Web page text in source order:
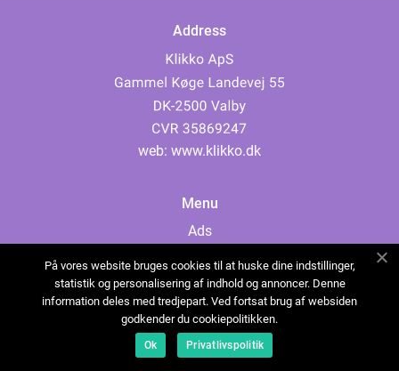
Address
web: www.klikko.dk
Menu
Ads
Cookies
Contact
Sitemap
På vores website bruges cookies til at huske dine indstillinger,
statistik og personalisering af indhold og annoncer. Denne
information deles med tredjepart. Ved fortsat brug af websiden
godkender du cookiepolitikken.
Ok Privatlivspolitik